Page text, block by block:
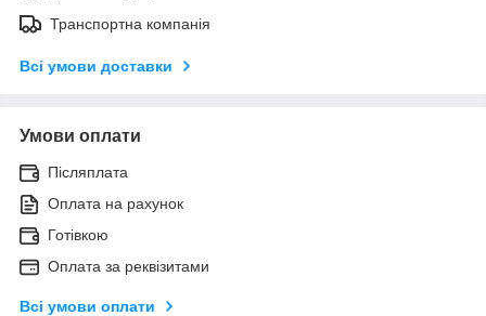
Транспортна компанія
Всі умови доставки
Умови оплати
Післяплата
Оплата на рахунок
Готівкою
Оплата за реквізитами
Всі умови оплати